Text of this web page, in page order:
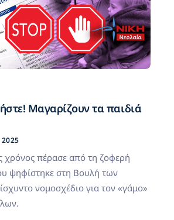
Μαγαρίζουν τα παιδιά
χρόνος πέρασε από τη ζοφερή
ψηφίστηκε στη Βουλή των
νομοσχέδιο για τον «γάμο»